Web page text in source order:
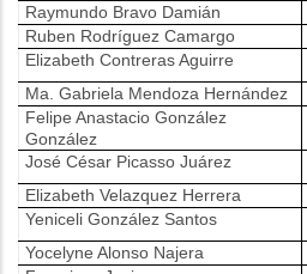
Raymundo Bravo Damián
Ruben Rodríguez Camargo
Elizabeth Contreras Aguirre
Ma. Gabriela Mendoza Hernández
Felipe Anastacio González
González
José César Picasso Juárez
Elizabeth Velazquez Herrera
Yeniceli González Santos
Yocelyne Alonso Najera